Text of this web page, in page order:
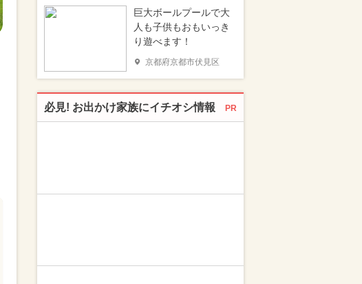
巨大ボールプールで大
人も子供もおもいっき
り遊べます！
京都府京都市伏見区
必見! お出かけ家族にイチオシ情報 PR